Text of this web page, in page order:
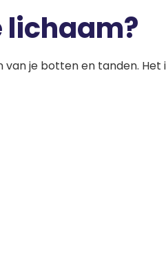
lichaam?
je botten en tanden.